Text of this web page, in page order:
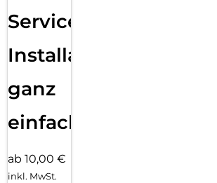
Services
Installation
ganz
einfach
ab 10,00 €
inkl. MwSt.